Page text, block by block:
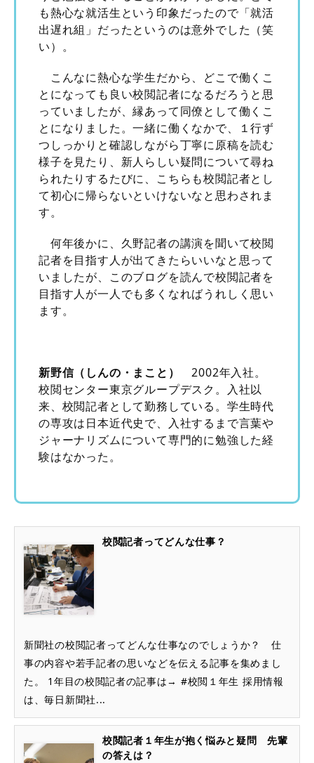
も熱心な就活生という印象だったので「就活
出遅れ組」だったというのは意外でした（笑
い）。
こんなに熱心な学生だから、どこで働くこ
とになっても良い校閲記者になるだろうと思
っていましたが、縁あって同僚として働くこ
とになりました。一緒に働くなかで、１行ず
つしっかりと確認しながら丁寧に原稿を読む
様子を見たり、新人らしい疑問について尋ね
られたりするたびに、こちらも校閲記者とし
て初心に帰らないといけないなと思わされま
す。
何年後かに、久野記者の講演を聞いて校閲
記者を目指す人が出てきたらいいなと思って
いましたが、このブログを読んで校閲記者を
目指す人が一人でも多くなればうれしく思い
ます。
新野信（しんの・まこと）
2002年入社。
校閲センター東京グループデスク。入社以
来、校閲記者として勤務している。学生時代
の専攻は日本近代史で、入社するまで言葉や
ジャーナリズムについて専門的に勉強した経
験はなかった。
校閲記者ってどんな仕事？
新聞社の校閲記者ってどんな仕事なのでしょうか？ 仕
事の内容や若手記者の思いなどを伝える記事を集めまし
た。 1年目の校閲記者の記事は→ #校閲１年生 採用情報
は、毎日新聞社...
校閲記者１年生が抱く悩みと疑問 先輩
の答えは？